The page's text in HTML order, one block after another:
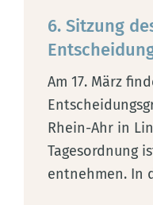
6. Sitzung
Am 17. März
Rhein-Ahr in
Tagesordnung
entnehmen. In